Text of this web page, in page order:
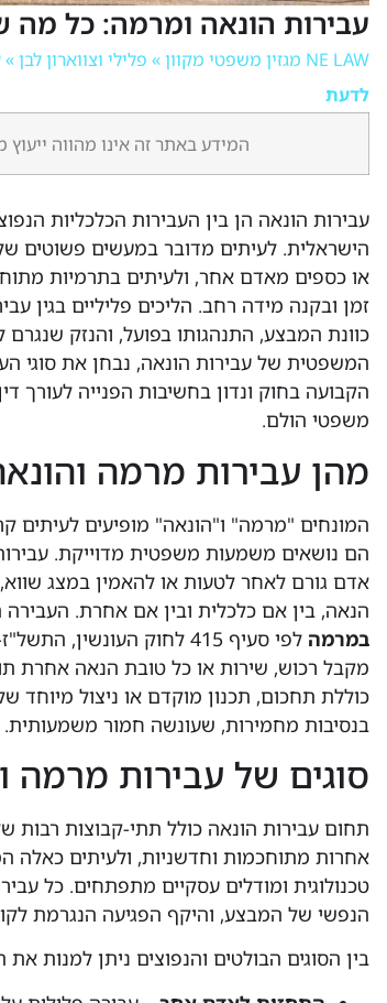
עבירות הונאה ומרמה: כל מה
NE LAW מגזין משפטי מקוון » פלילי וצווארון לבן»
לדעת
המידע באתר זה אינו מהווה ייעוץ
עבירות הונאה הן בין העבירות הכלכליות
הישראלית. לעיתים מדובר במעשים פשוטים
או כספים מאדם אחר, ולעיתים בתרמיות
זמן ובקנה מידה רחב. הליכים פליליים בגין
כוונת המבצע, התנהגותו בפועל, והנזק
המשפטית של עבירות הונאה, נבחן את סוגי
הקבועה בחוק ונדון בחשיבות הפנייה לעורך
משפטי הולם.
מהן עבירות מרמה
המונחים "מרמה" ו"הונאה" מופיעים לעיתים
הם נושאים משמעות משפטית מדוייקת.
אדם גורם לאחר לטעות או להאמין במצג
הנאה, בין אם כלכלית ובין אם אחרת. העבירה
במרמה
מקבל רכוש, שירות או כל טובת הנאה אחרת
כוללת תחכום, תכנון מוקדם או ניצול
בנסיבות מחמירות, שעונשה חמור משמעותית.
סוגים של עבירות מרמה
תחום עבירות הונאה כולל תתי-קבוצות רבות
אחרות מתוחכמות וחדשניות, ולעיתים
טכנולוגית ומודלים עסקיים מתפתחים. כל
הנפשי של המבצע, והיקף הפגיעה הנגרמת
בין הסוגים הבולטים והנפוצים ניתן למנות את